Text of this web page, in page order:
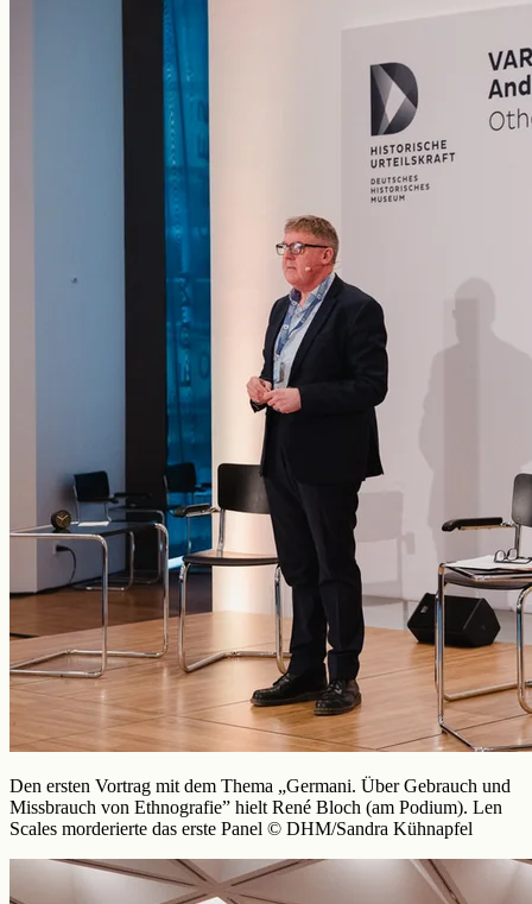
Den ersten Vortrag mit dem Thema „Germani. Über Gebrauch und
Missbrauch von Ethnografie” hielt René Bloch (am Podium). Len
Scales morderierte das erste Panel © DHM/Sandra Kühnapfel